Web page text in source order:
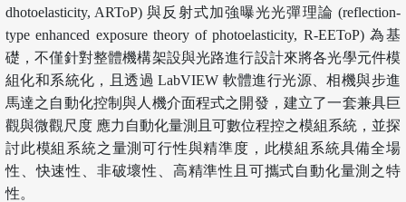
dhotoelasticity, ARToP) 與反射式加強曝光光彈理論 (reflection-
type enhanced exposure theory of photoelasticity, R-EEToP) 為基
礎，不僅針對整體機構架設與光路進行設計來將各光學元件模
組化和系統化，且透過 LabVIEW 軟體進行光源、相機與步進
馬達之自動化控制與人機介面程式之開發，建立了一套兼具巨
觀與微觀尺度 應力自動化量測且可數位程控之模組系統，並探
討此模組系統之量測可行性與精準度，此模組系統具備全場
性、快速性、非破壞性、高精準性且可攜式自動化量測之特
性。